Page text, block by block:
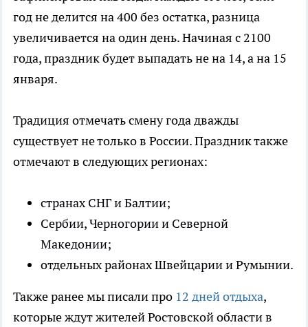
год не делится на 400 без остатка, разница
увеличивается на один день. Начиная с 2100
года, праздник будет выпадать не на 14, а на 15
января.
Традиция отмечать смену года дважды
существует не только в России. Праздник также
отмечают в следующих регионах:
странах СНГ и Балтии;
Сербии, Черногории и Северной
Македонии;
отдельных районах Швейцарии и Румынии.
Также ранее мы писали про 12 дней отдыха,
которые ждут жителей Ростовской области в